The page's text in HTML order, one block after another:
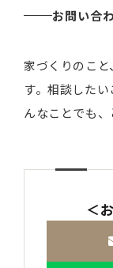
お問い合
家づくりのこ
す。相談したい
んなことでも、
＜